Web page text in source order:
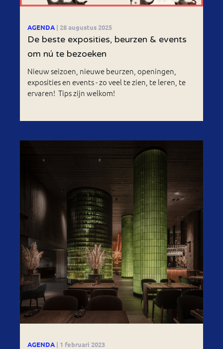
AGENDA | 28 augustus 2025
De beste exposities, beurzen & events
om nú te bezoeken
Nieuw seizoen, nieuwe beurzen, openingen,
exposities en events - zo veel te zien, te leren, te
ervaren! Tips zijn welkom!
AGENDA | 1 februari 2023